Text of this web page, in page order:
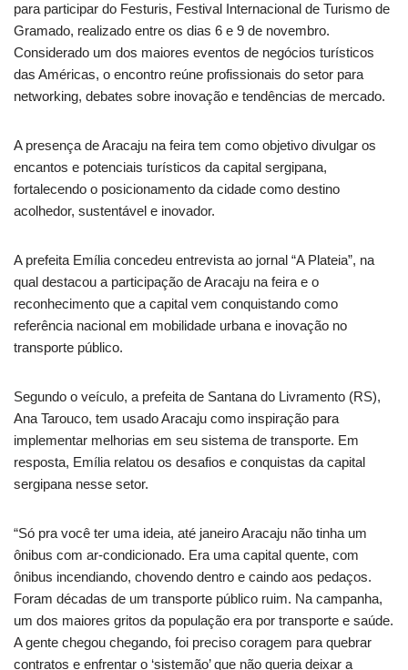
para participar do Festuris, Festival Internacional de Turismo de
Gramado, realizado entre os dias 6 e 9 de novembro.
Considerado um dos maiores eventos de negócios turísticos
das Américas, o encontro reúne profissionais do setor para
networking, debates sobre inovação e tendências de mercado.
A presença de Aracaju na feira tem como objetivo divulgar os
encantos e potenciais turísticos da capital sergipana,
fortalecendo o posicionamento da cidade como destino
acolhedor, sustentável e inovador.
A prefeita Emília concedeu entrevista ao jornal “A Plateia”, na
qual destacou a participação de Aracaju na feira e o
reconhecimento que a capital vem conquistando como
referência nacional em mobilidade urbana e inovação no
transporte público.
Segundo o veículo, a prefeita de Santana do Livramento (RS),
Ana Tarouco, tem usado Aracaju como inspiração para
implementar melhorias em seu sistema de transporte. Em
resposta, Emília relatou os desafios e conquistas da capital
sergipana nesse setor.
“Só pra você ter uma ideia, até janeiro Aracaju não tinha um
ônibus com ar-condicionado. Era uma capital quente, com
ônibus incendiando, chovendo dentro e caindo aos pedaços.
Foram décadas de um transporte público ruim. Na campanha,
um dos maiores gritos da população era por transporte e saúde.
A gente chegou chegando, foi preciso coragem para quebrar
contratos e enfrentar o ‘sistemão’ que não queria deixar a